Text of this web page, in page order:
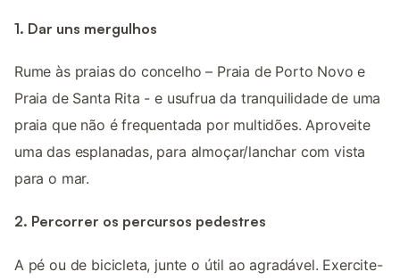
1. Dar uns mergulhos
Rume às praias do concelho – Praia de Porto Novo e
Praia de Santa Rita - e usufrua da tranquilidade de uma
praia que não é frequentada por multidões. Aproveite
uma das esplanadas, para almoçar/lanchar com vista
para o mar.
2. Percorrer os percursos pedestres
A pé ou de bicicleta, junte o útil ao agradável. Exercite-